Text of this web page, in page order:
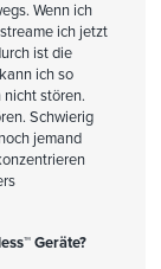
Wenn ich
ich jetzt
ist die
ich so
stören.
Schwierig
jemand
Geräte?